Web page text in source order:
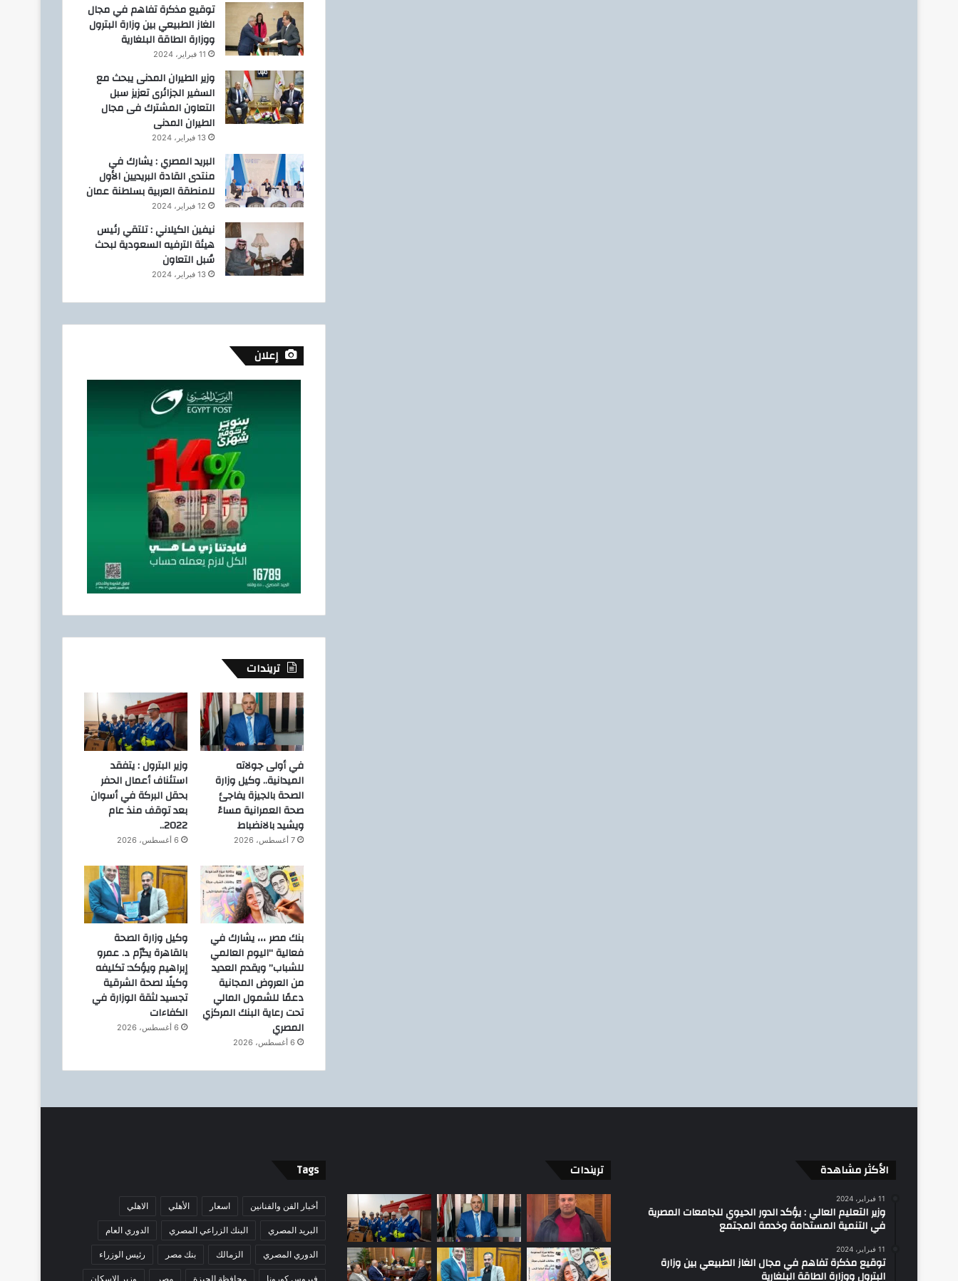
توقيع مذكرة تفاهم في مجال
الغاز الطبيعي بين وزارة البترول
ووزارة الطاقة البلغارية
11 فبراير، 2024
وزير الطيران المدنى يبحث مع
السفير الجزائرى تعزيز سبل
التعاون المشترك فى مجال
الطيران المدنى
13 فبراير، 2024
البريد المصري : يشارك في
منتدى القادة البريديين الأول
للمنطقة العربية بسلطنة عمان
12 فبراير، 2024
نيفين الكيلاني : تلتقي رئيس
هيئة الترفيه السعودية لبحث
سُبل التعاون
13 فبراير، 2024
إعلان
تريندات
في أولى جولاته
الميدانية.. وكيل وزارة
الصحة بالجيزة يفاجئ
صحة العمرانية مساءً
ويشيد بالانضباط
7 أغسطس، 2026
وزير البترول : يتفقد
استئناف أعمال الحفر
بحقل البركة في أسوان
بعد توقف منذ عام
2022..
6 أغسطس، 2026
بنك مصر ،،، يشارك في
فعالية “اليوم العالمي
للشباب” ويقدم العديد
من العروض المجانية
دعمًا للشمول المالي
تحت رعاية البنك المركزي
المصري
6 أغسطس، 2026
وكيل وزارة الصحة
بالقاهرة يكرّم د. عمرو
إبراهيم ويؤكد: تكليفه
وكيلًا لصحة الشرقية
تجسيد لثقة الوزارة في
الكفاءات
6 أغسطس، 2026
الأكثر مشاهدة
11 فبراير، 2024
وزير التعليم العالي : يؤكد الدور الحيوي للجامعات المصرية
في التنمية المستدامة وخدمة المجتمع
11 فبراير، 2024
توقيع مذكرة تفاهم في مجال الغاز الطبيعي بين وزارة
البترول ووزارة الطاقة البلغارية
تريندات Tags
أخبار الفن والفنانين اسعار الأهلي الاهلي
البريد المصري البنك الزراعي المصري الدوري العام
الدوري المصري الزمالك بنك مصر رئيس الوزراء
فيروس كورونا محافظة الجيزة مصر وزير الإسكان